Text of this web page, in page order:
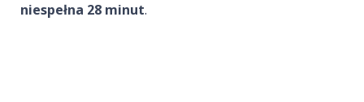
niespełna 28 minut.